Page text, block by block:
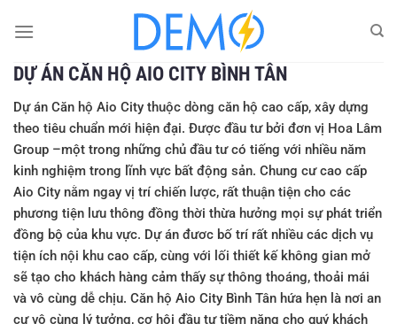
đến
dungDỰ ÁN CĂN HỘ AIO CITY BÌNH TÂN
Dự án Căn hộ Aio City thuộc dòng căn hộ cao cấp, xây dựng
theo tiêu chuẩn mới hiện đại. Được đầu tư bởi đơn vị Hoa Lâm
Group –một trong những chủ đầu tư có tiếng với nhiều năm
kinh nghiệm trong lĩnh vực bất động sản. Chung cư cao cấp
Aio City nằm ngay vị trí chiến lược, rất thuận tiện cho các
phương tiện lưu thông đồng thời thừa hưởng mọi sự phát triển
đồng bộ của khu vực. Dự án đươc bố trí rất nhiều các dịch vụ
tiện ích nội khu cao cấp, cùng với lối thiết kế không gian mở
sẽ tạo cho khách hàng cảm thấy sự thông thoáng, thoải mái
và vô cùng dễ chịu. Căn hộ Aio City Bình Tân hứa hẹn là nơi an
cư vô cùng lý tưởng, cơ hội đầu tư tiềm năng cho quý khách